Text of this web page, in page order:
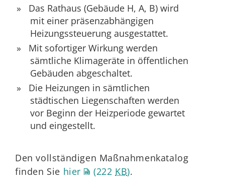
Das Rathaus (Gebäude H, A, B) wird
mit einer präsenzabhängigen
Heizungssteuerung ausgestattet.
Mit sofortiger Wirkung werden
sämtliche Klimageräte in öffentlichen
Gebäuden abgeschaltet.
Die Heizungen in sämtlichen
städtischen Liegenschaften werden
vor Beginn der Heizperiode gewartet
und eingestellt.
Den vollständigen Maßnahmenkatalog
finden Sie hier (222 KB).